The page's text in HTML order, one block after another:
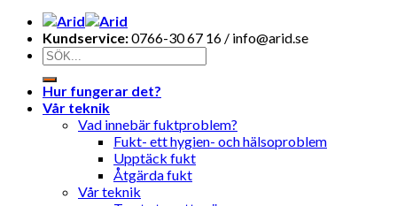
Kundservice:0766-30 67 16 / info@arid.se
Hur fungerar det?
Vår teknik
Vad innebär fuktproblem?
Fukt- ett hygien- och hälsoproblem
Upptäck fukt
Åtgärda fukt
Vår teknik